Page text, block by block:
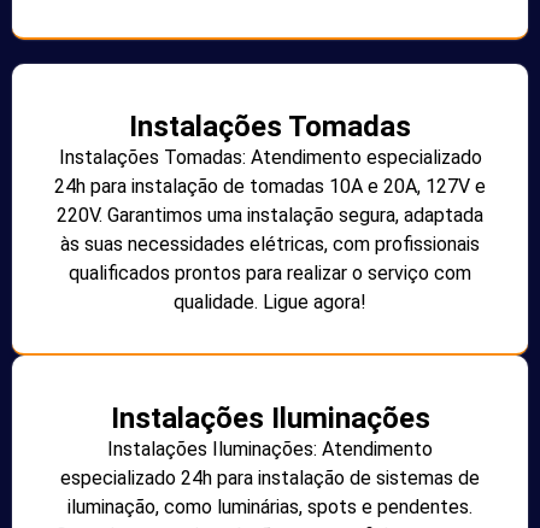
Instalações Tomadas
Instalações Tomadas: Atendimento especializado
24h para instalação de tomadas 10A e 20A, 127V e
220V. Garantimos uma instalação segura, adaptada
às suas necessidades elétricas, com profissionais
qualificados prontos para realizar o serviço com
qualidade. Ligue agora!
Instalações Iluminações
Instalações Iluminações: Atendimento
especializado 24h para instalação de sistemas de
iluminação, como luminárias, spots e pendentes.